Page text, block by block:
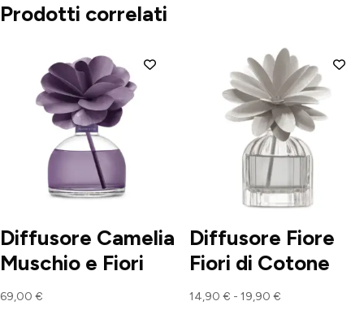
Prodotti correlati
Diffusore Camelia
Muschio e Fiori
69,00 €
Diffusore Fiore
Fiori di Cotone
14,90 € - 19,90 €Fascia